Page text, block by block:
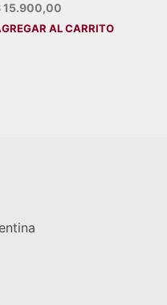
15.900,00
AL CARRITO